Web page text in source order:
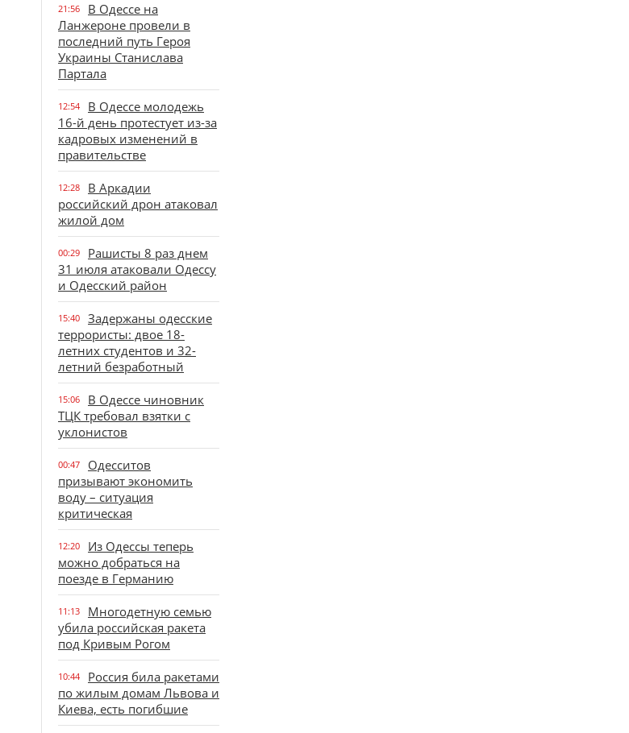
21:56
В Одессе на
Ланжероне провели в
последний путь Героя
Украины Станислава
Партала
12:54
В Одессе молодежь
16-й день протестует из-за
кадровых изменений в
правительстве
12:28
В Аркадии
российский дрон атаковал
жилой дом
00:29
Рашисты 8 раз днем
31 июля атаковали Одессу
и Одесский район
15:40
Задержаны одесские
террористы: двое 18-
летних студентов и 32-
летний безработный
15:06
В Одессе чиновник
ТЦК требовал взятки с
уклонистов
00:47
Одесситов
призывают экономить
воду – ситуация
критическая
12:20
Из Одессы теперь
можно добраться на
поезде в Германию
11:13
Многодетную семью
убила российская ракета
под Кривым Рогом
10:44
Россия била ракетами
по жилым домам Львова и
Киева, есть погибшие